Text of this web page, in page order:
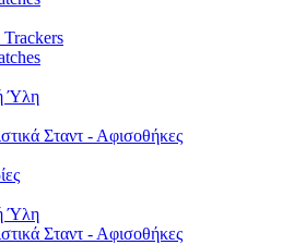
Ύλη
Σταντ - Αφισοθήκες
Ύλη
Σταντ - Αφισοθήκες